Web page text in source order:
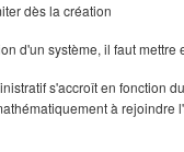
dès la création
d'un système, il faut
s'accroît en fonction
à rejoindre